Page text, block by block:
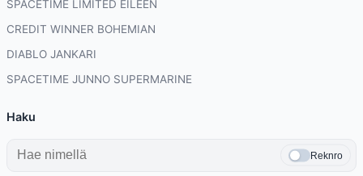
SPACETIME LIMITED EILEEN
CREDIT WINNER BOHEMIAN
DIABLO JANKARI
SPACETIME JUNNO SUPERMARINE
Haku
Reknro